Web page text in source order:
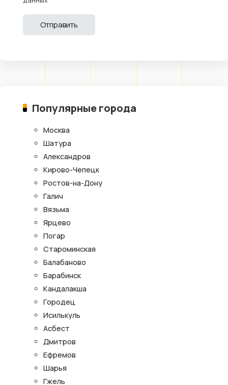
Популярные города
Москва
Шатура
Александров
Кирово-Чепецк
Ростов-на-Дону
Галич
Вязьма
Ярцево
Погар
Староминская
Балабаново
Барабинск
Кандалакша
Городец
Исилькуль
Асбест
Дмитров
Ефремов
Шарья
Гжель